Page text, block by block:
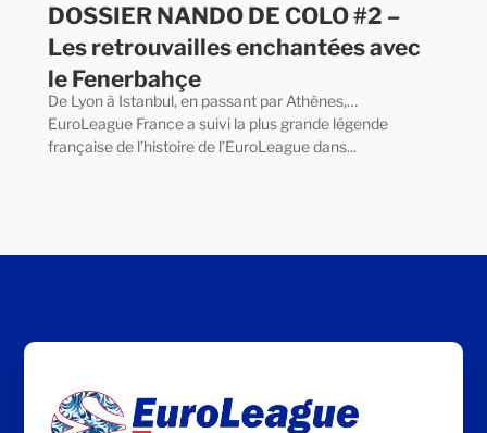
DOSSIER NANDO DE COLO #2 –
Les retrouvailles enchantées avec
le Fenerbahçe
De Lyon à Istanbul, en passant par Athènes,…
EuroLeague France a suivi la plus grande légende
française de l’histoire de l’EuroLeague dans...